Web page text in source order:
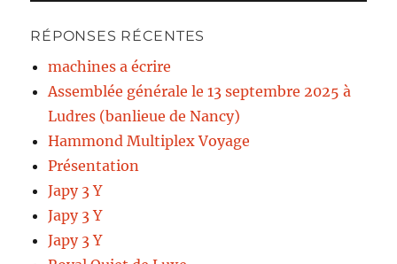
RÉPONSES RÉCENTES
machines a écrire
Assemblée générale le 13 septembre 2025 à
Ludres (banlieue de Nancy)
Hammond Multiplex Voyage
Présentation
Japy 3 Y
Japy 3 Y
Japy 3 Y